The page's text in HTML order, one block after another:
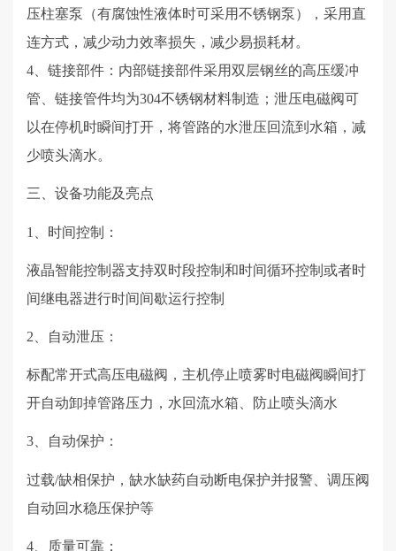
压柱塞泵（有腐蚀性液体时可采用不锈钢泵），采用直
连方式，减少动力效率损失，减少易损耗材。
4、链接部件：内部链接部件采用双层钢丝的高压缓冲
管、链接管件均为304不锈钢材料制造；泄压电磁阀可
以在停机时瞬间打开，将管路的水泄压回流到水箱，减
少喷头滴水。
三、 设备功能及亮点
1、时间控制：
液晶智能控制器支持双时段控制和时间循环控制或者时
间继电器进行时间间歇运行控制
2、自动泄压：
标配常开式高压电磁阀，主机停止喷雾时电磁阀瞬间打
开自动卸掉管路压力，水回流水箱、防止喷头滴水
3、自动保护：
过载/缺相保护，缺水缺药自动断电保护并报警、调压阀
自动回水稳压保护等
4、质量可靠：